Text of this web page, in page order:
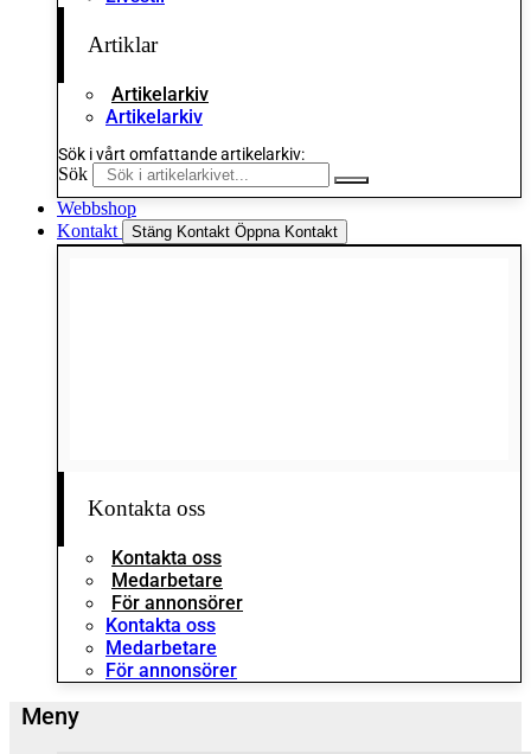
Artiklar
Artikelarkiv
Artikelarkiv
Sök i vårt omfattande artikelarkiv:
Sök
Webbshop
Kontakt
Stäng Kontakt Öppna Kontakt
Kontakta oss
Kontakta oss
Medarbetare
För annonsörer
Kontakta oss
Medarbetare
För annonsörer